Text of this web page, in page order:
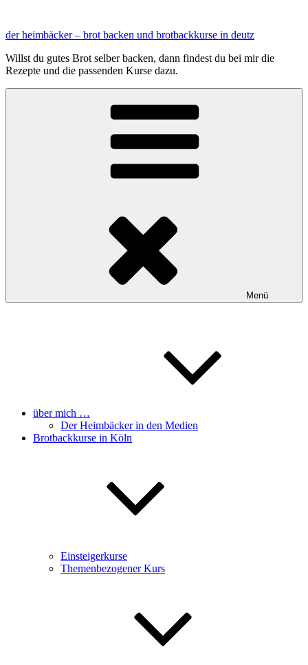
springen
der heimbäcker – brot backen und brotbackkurse in deutz
Willst du gutes Brot selber backen, dann findest du bei mir die
Rezepte und die passenden Kurse dazu.
Menü
über mich …
Der Heimbäcker in den Medien
Brotbackkurse in Köln
Einsteigerkurse
Themenbezogener Kurs